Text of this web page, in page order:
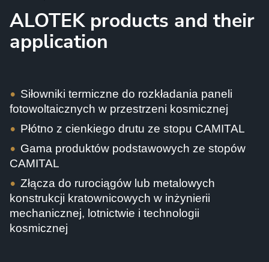
ALOTEK products and their
application
Siłowniki termiczne do rozkładania paneli
fotowoltaicznych w przestrzeni kosmicznej
Płótno z cienkiego drutu ze stopu CAMITAL
Gama produktów podstawowych ze stopów
CAMITAL
Złącza do rurociągów lub metalowych
konstrukcji kratownicowych w inżynierii
mechanicznej, lotnictwie i technologii
kosmicznej